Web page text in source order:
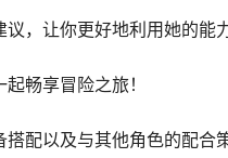
，让你更好地利用她的能
畅享冒险之旅！
配以及与其他角色的配